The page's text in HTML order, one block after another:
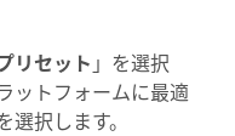
リセット 」を選択
ットフォームに最適
択します。